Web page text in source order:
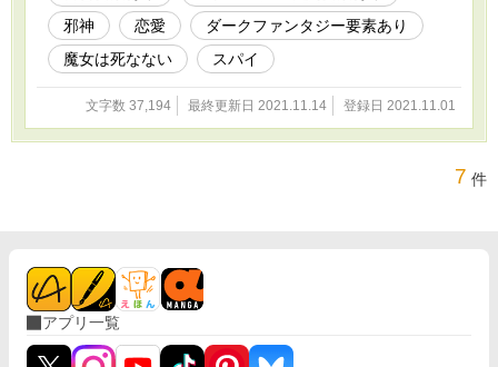
邪神
恋愛
ダークファンタジー要素あり
魔女は死なない
スパイ
文字数 37,194 最終更新日 2021.11.14 登録日 2021.11.01
7 件
アプリ一覧